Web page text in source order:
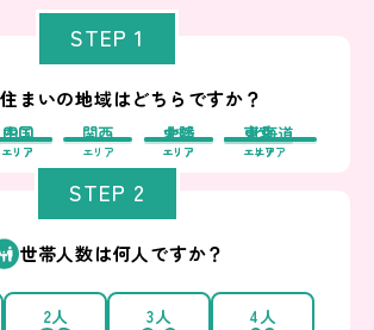
STEP 1
まいの地域はどちらですか？
北海道
エリア
東北
エリア
東京
エリア
中部
エリア
北陸
エリア
関西
エリア
中国
エリア
四国
エリア
STEP 2
世帯人数は何人ですか？
2人 3人 4人